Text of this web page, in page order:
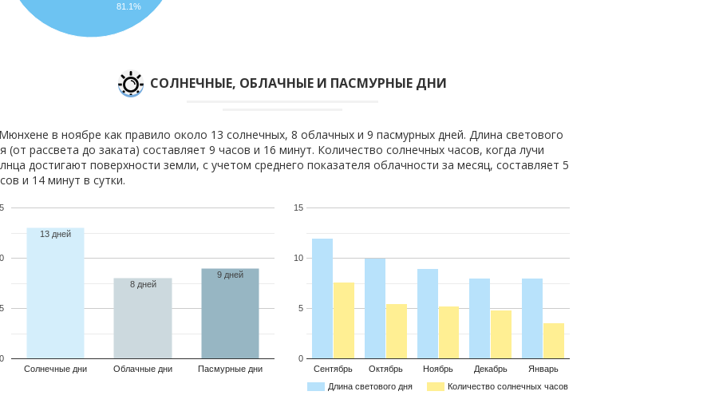
81.1%
CОЛНЕЧНЫЕ, ОБЛАЧНЫЕ И ПАСМУРНЫЕ ДНИ
в ноябре как правило около 13 солнечных, 8 облачных и 9 пасмурных дней. Длина светового
(от рассвета до заката) составляет 9 часов и 16 минут. Количество солнечных часов, когда лучи
достигают поверхности земли, с учетом среднего показателя облачности за месяц, составляет 5
и 14 минут в сутки.
Солнечные дни Облачные дни Пасмурные дни
0
5
13 дней
8 дней
9 дней
Длина светового дня Количество солнечных часов
Сентябрь Октябрь Ноябрь Декабрь Январь
0
5
10
15